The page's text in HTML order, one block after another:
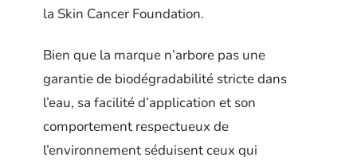
la Skin Cancer Foundation.
Bien que la marque n’arbore pas une
garantie de biodégradabilité stricte dans
l’eau, sa facilité d’application et son
comportement respectueux de
l’environnement séduisent ceux qui